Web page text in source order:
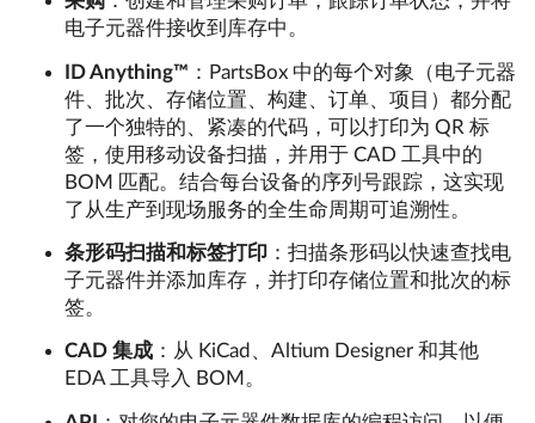
电子元器件接收到库存中。
ID Anything™ ：PartsBox 中的每个对象（电子元器
件、批次、存储位置、构建、订单、项目）都分配
了一个独特的、紧凑的代码，可以打印为 QR 标
签，使用移动设备扫描，并用于 CAD 工具中的
BOM 匹配。结合每台设备的序列号跟踪，这实现
了从生产到现场服务的全生命周期可追溯性。
条形码扫描和标签打印 ：扫描条形码以快速查找电
子元器件并添加库存，并打印存储位置和批次的标
签。
CAD 集成 ：从 KiCad、Altium Designer 和其他
EDA 工具导入 BOM。